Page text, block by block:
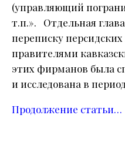
(управляющий
т.п.». Отдельная
переписку
правителями
этих фирманов была
и исследована в
Продолжение статьи…